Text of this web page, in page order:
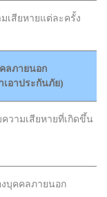
เสียหายแต่ละครั้ง
ลภายนอก
อาประกันภัย)
วามเสียหายที่เกิดขึ้น
บุคคลภายนอก